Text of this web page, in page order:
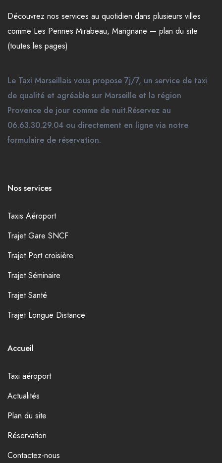
Découvrez nos services au quotidien dans plusieurs villes
comme Les Pennes Mirabeau, Marignane — plan du site
(toutes les pages)
Le Taxi Marseillais vous propose 7j/7, un service de taxi
de qualité et agréable sur Marseille et la région
Provence de jour comme de nuit.Réservez au
06.63.30.29.04 ou directement en ligne via notre
formulaire de réservation.
Nos services
Taxis Aéroport
Trajet Gare SNCF
Trajet Port croisière
Trajet Séminaire
Trajet Santé
Trajet Longue Distance
Accueil
Taxi aéroport
Actualités
Plan du site
Réservation
Contactez-nous